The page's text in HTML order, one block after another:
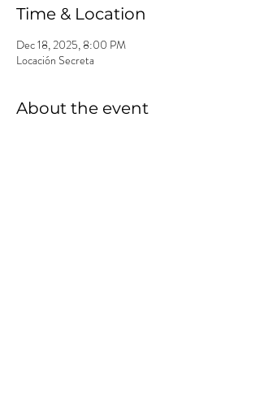
Time & Location
Dec 18, 2025, 8:00 PM
Locación Secreta
About the event